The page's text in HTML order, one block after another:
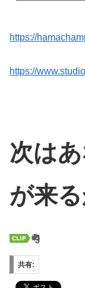
https://
https://
次は
が来
共有: